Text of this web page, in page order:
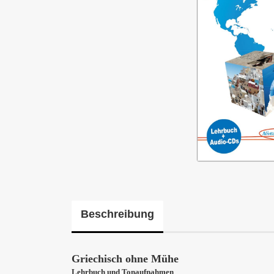
Beschreibung
Griechisch ohne Mühe
Lehrbuch und Tonaufnahmen